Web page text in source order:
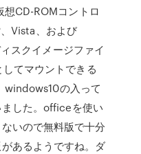
CD-ROMコントロ
Vista、および
スクイメージファイ
てマウントできる
windows10の入って
した。officeを使い
いので無料版で十分
あるようですね。ダ